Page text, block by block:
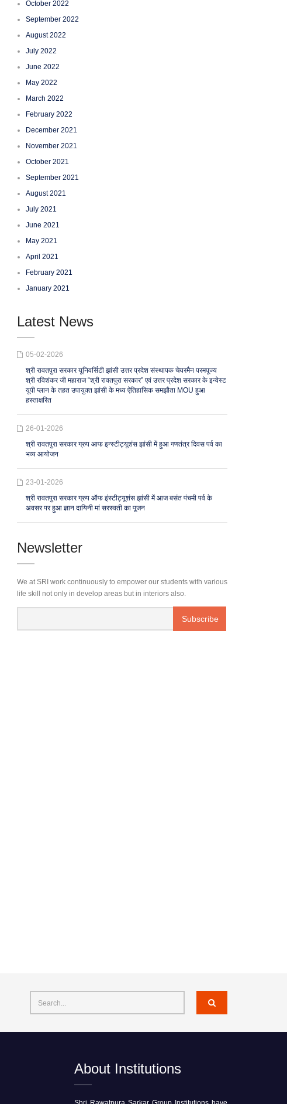
October 2022
September 2022
August 2022
July 2022
June 2022
May 2022
March 2022
February 2022
December 2021
November 2021
October 2021
September 2021
August 2021
July 2021
June 2021
May 2021
April 2021
February 2021
January 2021
Latest News
05-02-2026
श्री रावतपुरा सरकार यूनिवर्सिटी झांसी उत्तर प्रदेश संस्थापक चेयरमैन परमपूज्य
श्री रविशंकर जी महाराज “श्री रावतपुरा सरकार” एवं उत्तर प्रदेश सरकार के इन्वेस्ट
यूपी प्लान के तहत उपायुक्त झांसी के मध्य ऐतिहासिक समझौता MOU हुआ
हस्ताक्षरित
26-01-2026
श्री रावतपुरा सरकार ग्रुप आफ इन्स्टीट्यूशंस झांसी में हुआ गणतंत्र दिवस पर्व का
भव्य आयोजन
23-01-2026
श्री रावतपुरा सरकार ग्रुप ऑफ इंस्टीट्यूशंस झांसी में आज बसंत पंचमी पर्व के
अवसर पर हुआ ज्ञान दायिनी मां सरस्वती का पूजन
Newsletter
We at SRI work continuously to empower our students with various
life skill not only in develop areas but in interiors also.
About Institutions